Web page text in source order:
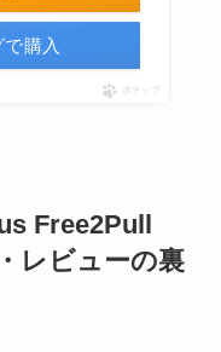
購入
ポチップ
Free2Pull
レビューの裏